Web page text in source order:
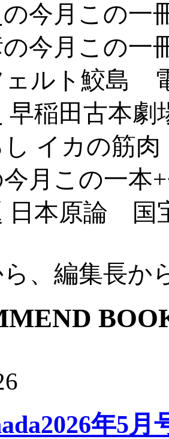
今月この一
の今月この
ェルト鮫島
早稲田古本劇
イカの筋肉
月この一本
日本原論 国
、編集長か
年5月